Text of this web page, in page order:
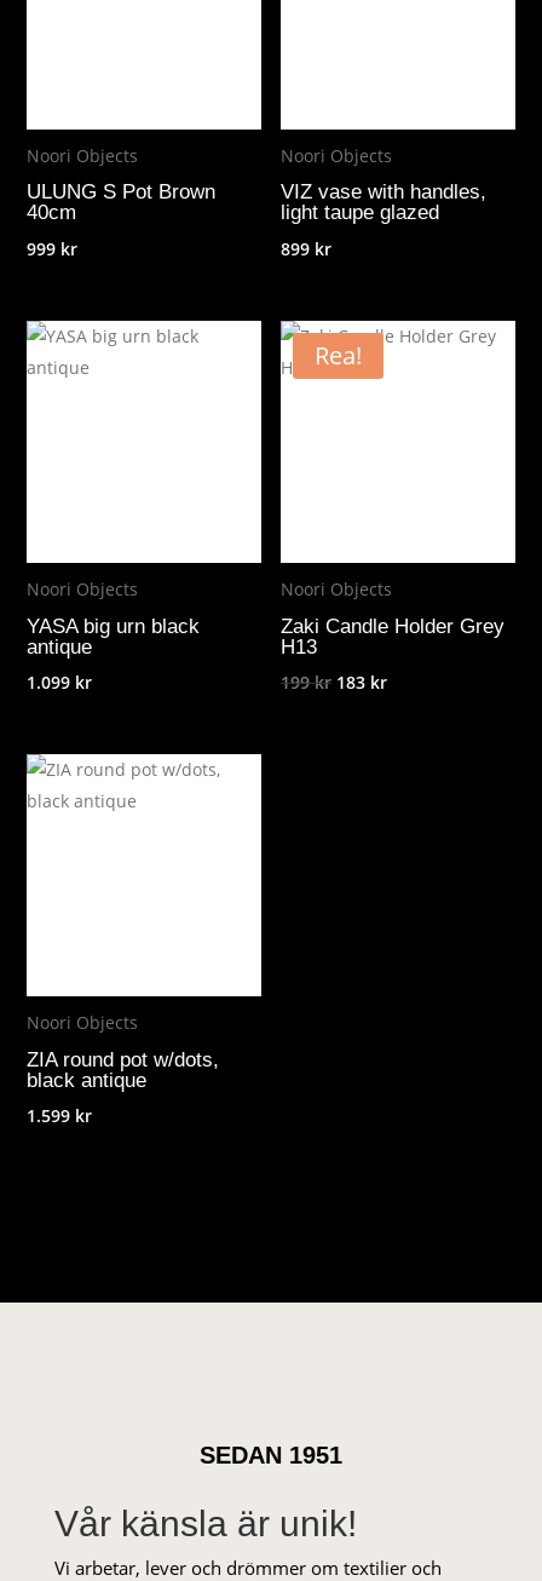
Noori Objects
ULUNG S Pot Brown
40cm
999 kr
Noori Objects
VIZ vase with handles,
light taupe glazed
899 kr
Noori Objects
YASA big urn black
antique
1.099 kr
Rea!
Noori Objects
Zaki Candle Holder Grey
H13
199kr Det
183 krDet
Noori Objects
ZIA round pot w/dots,
black antique
1.599 kr
SEDAN 1951
Vår känsla är unik!
Vi arbetar, lever och drömmer om textilier och